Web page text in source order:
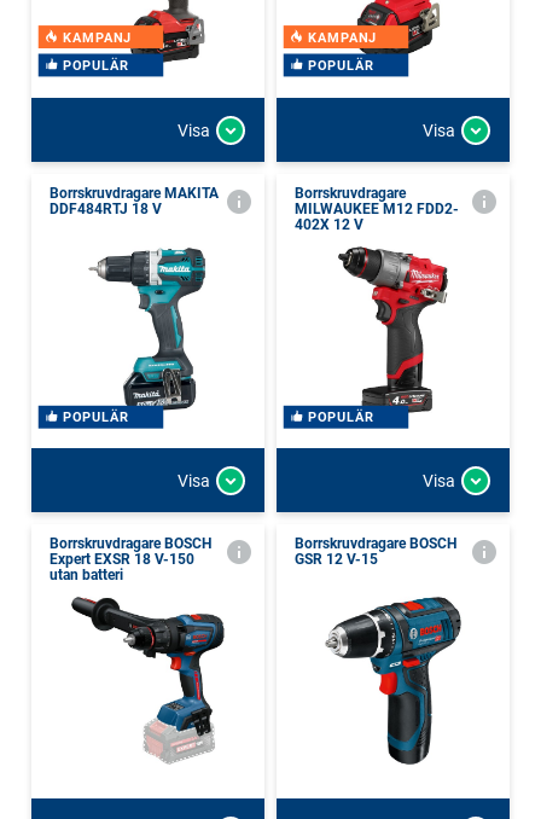
KAMPANJ
POPULÄR
Visa
KAMPANJ
POPULÄR
Visa
Borrskruvdragare MAKITA
DDF484RTJ 18 V
POPULÄR
Visa
Borrskruvdragare
MILWAUKEE M12 FDD2-
402X 12 V
POPULÄR
Visa
Borrskruvdragare BOSCH
Expert EXSR 18 V-150
utan batteri
Borrskruvdragare BOSCH
GSR 12 V-15